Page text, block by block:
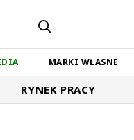
MARKI WŁASNE
RYNEK PRACY